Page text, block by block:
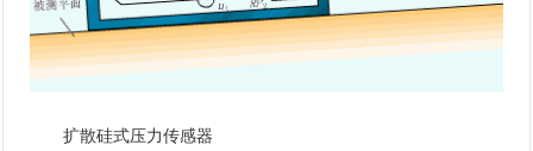
扩散硅式压力传感器